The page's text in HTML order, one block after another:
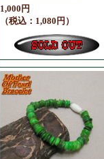
1,000円
（税込：1,080円）